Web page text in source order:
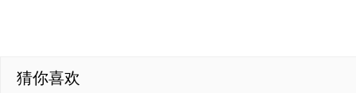
猜你喜欢